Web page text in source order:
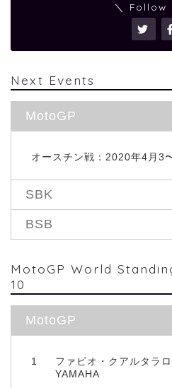
＼ Follow
Next Events
MotoGP
オースチン戦：2020年4月3
SBK
BSB
MotoGP World
10
MotoGP
1
ファビオ・クアルタラロ
YAMAHA